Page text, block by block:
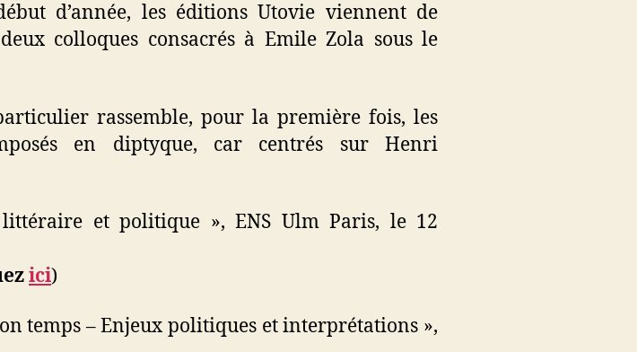
d’année, les éditions Utovie viennent de
colloques consacrés à Emile Zola sous le
rassemble, pour la première fois, les
en diptyque, car centrés sur Henri
et politique », ENS Ulm Paris, le 12
ici)
temps – Enjeux politiques et interprétations »,